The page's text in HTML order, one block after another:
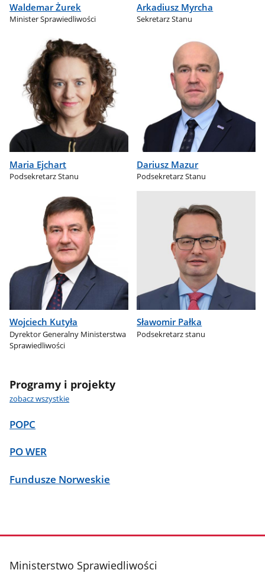
Waldemar Żurek
Minister Sprawiedliwości
Arkadiusz Myrcha
Sekretarz Stanu
Maria Ejchart
Podsekretarz Stanu
Dariusz Mazur
Podsekretarz Stanu
Wojciech Kutyła
Dyrektor Generalny Ministerstwa
Sprawiedliwości
Sławomir Pałka
Podsekretarz stanu
Programy i projekty
zobacz wszystkie
POPC
PO WER
Fundusze Norweskie
stopka
Ministerstwo Sprawiedliwości